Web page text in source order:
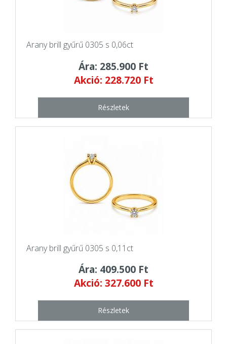
Arany brill gyűrű 0305 s 0,06ct
Ára: 285.900 Ft
Akció: 228.720 Ft
Részletek
Arany brill gyűrű 0305 s 0,11ct
Ára: 409.500 Ft
Akció: 327.600 Ft
Részletek